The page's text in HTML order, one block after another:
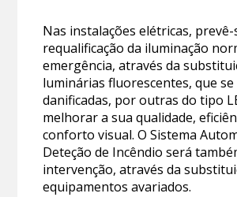
Nas instalações elétricas, prevê-
requalificação da iluminação
emergência, através da
luminárias fluorescentes, que
danificadas, por outras do tipo
melhorar a sua qualidade,
conforto visual. O Sistema
Deteção de Incêndio será
intervenção, através da
equipamentos avariados.